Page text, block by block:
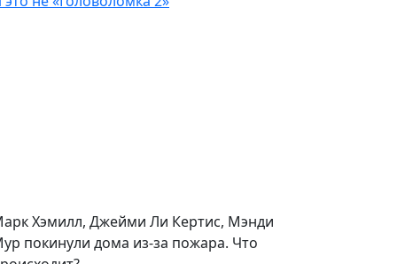
кассовом мультфильме в истории.